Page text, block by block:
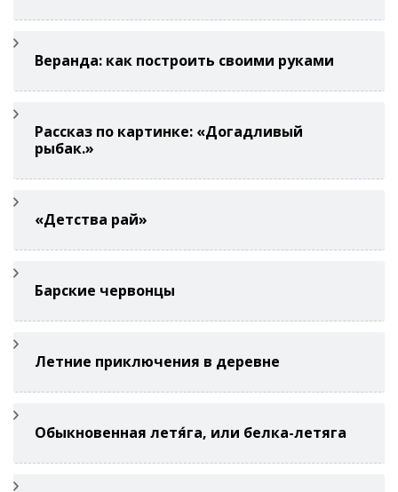
Веранда: как построить своими руками
Рассказ по картинке: «Догадливый
рыбак.»
«Детства рай»
Барские червонцы
Летние приключения в деревне
Обыкновенная летя́га, или белка-летяга